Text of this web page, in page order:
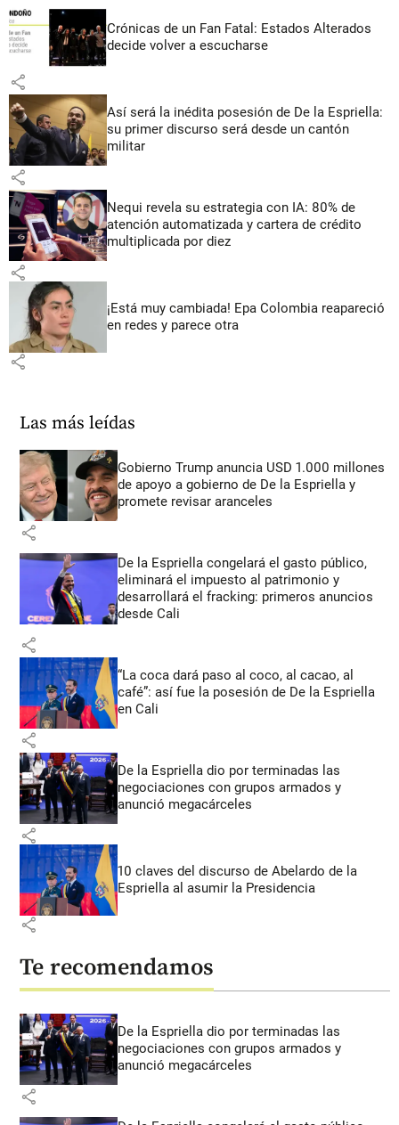
Crónicas de un Fan Fatal: Estados Alterados
decide volver a escucharse
share
Así será la inédita posesión de De la Espriella:
su primer discurso será desde un cantón
militar
share
Nequi revela su estrategia con IA: 80% de
atención automatizada y cartera de crédito
multiplicada por diez
share
¡Está muy cambiada! Epa Colombia reapareció
en redes y parece otra
share
Las más leídas
Gobierno Trump anuncia USD 1.000 millones
de apoyo a gobierno de De la Espriella y
promete revisar aranceles
share
De la Espriella congelará el gasto público,
eliminará el impuesto al patrimonio y
desarrollará el fracking: primeros anuncios
desde Cali
share
“La coca dará paso al coco, al cacao, al
café”: así fue la posesión de De la Espriella
en Cali
share
De la Espriella dio por terminadas las
negociaciones con grupos armados y
anunció megacárceles
share
10 claves del discurso de Abelardo de la
Espriella al asumir la Presidencia
share
Te recomendamos
De la Espriella dio por terminadas las
negociaciones con grupos armados y
anunció megacárceles
share